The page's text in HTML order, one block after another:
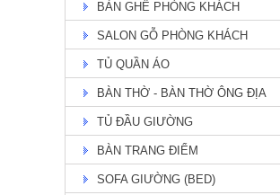
BÀN GHẾ PHÒNG KHÁCH
SALON GỖ PHÒNG KHÁCH
TỦ QUẦN ÁO
BÀN THỜ - BÀN THỜ ÔNG ĐỊA
TỦ ĐẦU GIƯỜNG
BÀN TRANG ĐIỂM
SOFA GIƯỜNG (BED)
bàn ăn mặt đá
Giá: 19,900,000 đ